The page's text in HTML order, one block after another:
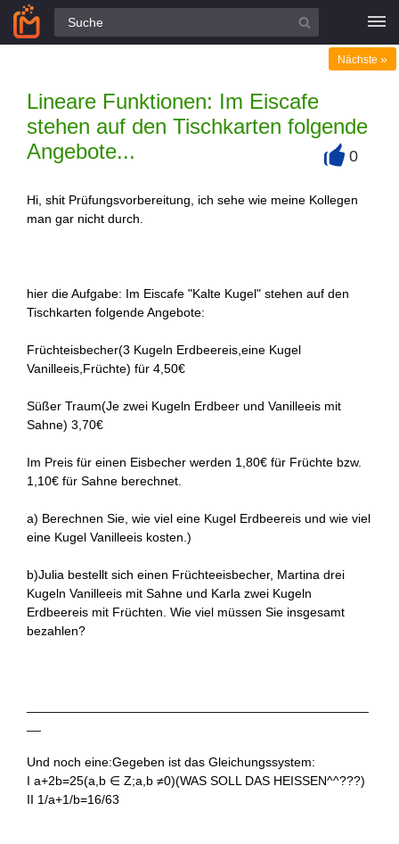
Alle Fragen
Lineare Funktionen: Im Eiscafe
stehen auf den Tischkarten folgende
Angebote...
Nächste »
0
Hi, shit Prüfungsvorbereitung, ich sehe wie meine Kollegen
man gar nicht durch.
hier die Aufgabe: Im Eiscafe "Kalte Kugel" stehen auf den
Tischkarten folgende Angebote:
Früchteisbecher(3 Kugeln Erdbeereis,eine Kugel
Vanilleeis,Früchte) für 4,50€
Süßer Traum(Je zwei Kugeln Erdbeer und Vanilleeis mit
Sahne) 3,70€
Im Preis für einen Eisbecher werden 1,80€ für Früchte bzw.
1,10€ für Sahne berechnet.
a) Berechnen Sie, wie viel eine Kugel Erdbeereis und wie viel
eine Kugel Vanilleeis kosten.)
b)Julia bestellt sich einen Früchteeisbecher, Martina drei
Kugeln Vanilleeis mit Sahne und Karla zwei Kugeln
Erdbeereis mit Früchten. Wie viel müssen Sie insgesamt
bezahlen?
Und noch eine:Gegeben ist das Gleichungssystem:
I a+2b=25(a,b ∈ Z;a,b ≠0)(WAS SOLL DAS HEISSEN^^???)
II 1/a+1/b=16/63